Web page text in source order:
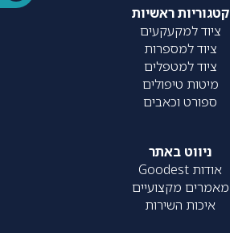
קטגוריות ראשיות
ציוד למקעקעים
ציוד למספרות
ציוד למטפלים
מיטות טיפולים
ספורט וכאבים
ניווט באתר
אודות Goodest
מאמרים מקצועיים
איכות השירות